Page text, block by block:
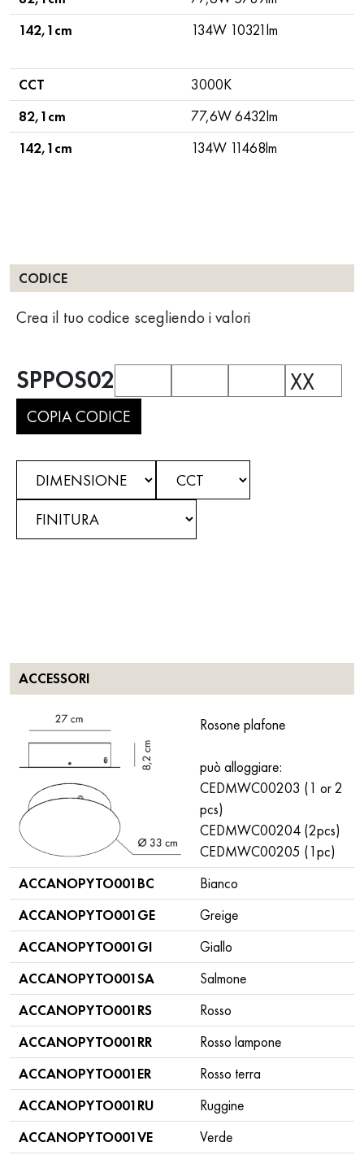
142,1cm
134W 10321lm
CCT
3000K
82,1cm
77,6W 6432lm
142,1cm
134W 11468lm
CODICE
Crea il tuo codice scegliendo i valori
SPPOS02 XX
COPIA CODICE
ACCESSORI
Rosone plafone
può alloggiare:
CEDMWC00203 (1 or 2
pcs)
CEDMWC00204 (2pcs)
CEDMWC00205 (1pc)
ACCANOPYTO001BC
Bianco
ACCANOPYTO001GE
Greige
ACCANOPYTO001GI
Giallo
ACCANOPYTO001SA
Salmone
ACCANOPYTO001RS
Rosso
ACCANOPYTO001RR
Rosso lampone
ACCANOPYTO001ER
Rosso terra
ACCANOPYTO001RU
Ruggine
ACCANOPYTO001VE
Verde